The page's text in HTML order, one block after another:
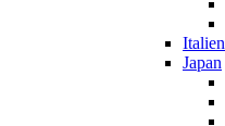
Italien
Japan